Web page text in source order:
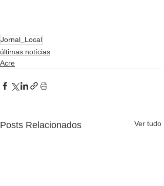
Jornal_Local
últimas notícias
Acre
Posts Relacionados Ver tudo